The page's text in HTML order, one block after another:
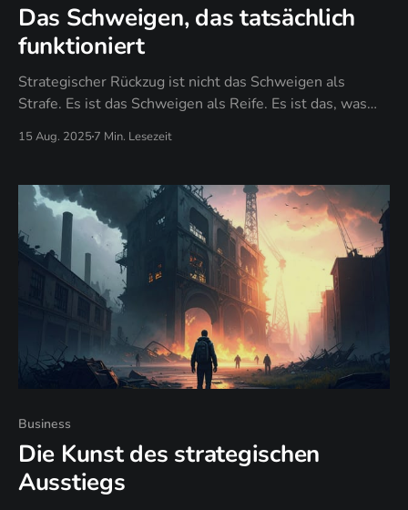
Das Schweigen, das tatsächlich
funktioniert
Strategischer Rückzug ist nicht das Schweigen als
Strafe. Es ist das Schweigen als Reife. Es ist das, was
kostbar ist und du wählen darfst, wie du sie ausgibst.
15 Aug. 2025 7 Min. Lesezeit
Business
Die Kunst des strategischen
Ausstiegs